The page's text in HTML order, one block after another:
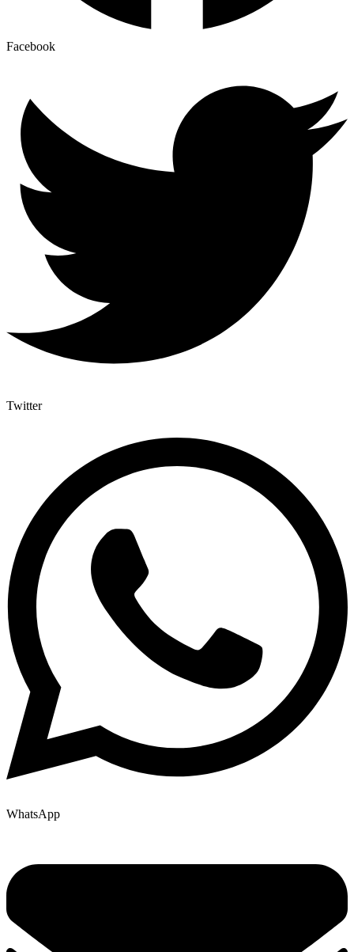
Facebook
Twitter
WhatsApp